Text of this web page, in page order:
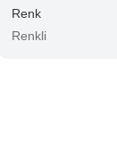
Renk
Renkli